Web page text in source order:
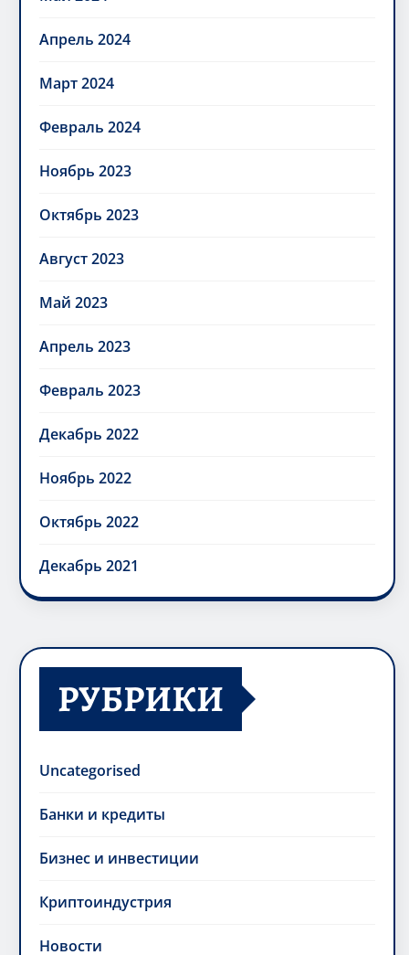
Апрель 2024
Март 2024
Февраль 2024
Ноябрь 2023
Октябрь 2023
Август 2023
Май 2023
Апрель 2023
Февраль 2023
Декабрь 2022
Ноябрь 2022
Октябрь 2022
Декабрь 2021
РУБРИКИ
Uncategorised
Банки и кредиты
Бизнес и инвестиции
Криптоиндустрия
Новости